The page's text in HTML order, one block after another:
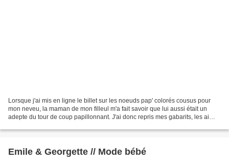
Lorsque j'ai mis en ligne le billet sur les noeuds pap' colorés cousus pour
mon neveu, la maman de mon filleul m'a fait savoir que lui aussi était un
adepte du tour de coup papillonnant. J'ai donc repris mes gabarits, les ai
Emile & Georgette // Mode bébé